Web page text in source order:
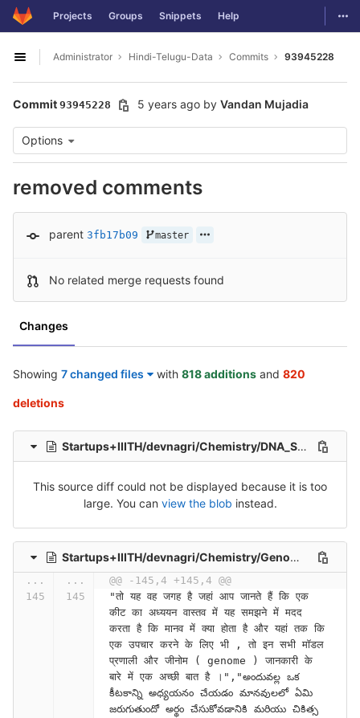
Skip to content
GitLab Projects Groups Snippets Help
Open sidebar
Administrator Hindi-Telugu-Data Commits 93945228
Commit 93945228 5 years ago by Vandan Mujadia
Options
removed comments
parent 3fb17b09 master
No related merge requests found
Changes
Showing 7 changed files with 818 additions and 820
deletions
Startups+IIITH/devnagri/Chemistry/DNA_Sequencing_Methods__Part_2_-ZKypOw60mts.hi_-_Sheet1.csv
This source diff could not be displayed because it is too
large. You can view the blob instead.
Startups+IIITH/devnagri/Chemistry/Genome_Sequence_Databases-7jaFsREEz8c.hi_-_Sheet_1.csv
... ...
@@ -145,4 +145,4 @@
"तो यह वह जगह है जहां आप जानते हैं कि एक
कीट का अध्ययन वास्तव में यह समझने में मदद
करता है कि मानव में क्या होता है और यहां तक कि
एक उपचार करने के लिए भी , तो इन सभी मॉडल
प्रणाली और जीनोम ( genome ) जानकारी के
बारे में एक अच्छी बात है ।","అందువల్ల ఒక
కీటకాన్ని అధ్యయనం చేయడం మానవులలో ఏమి
జరుగుతుందో అర్థం చేసుకోవడానికి మరియు చికిత్స